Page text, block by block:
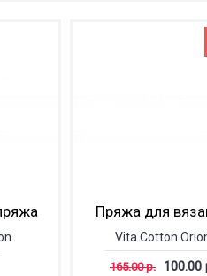
Пряжа для
Vita Cotton
165.00 р. 100.00